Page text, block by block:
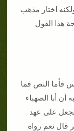
اختار مذهب
هذا القول
فأما النص فما
أبا الصهباء
تجعل على عهد
قال نعم رواه